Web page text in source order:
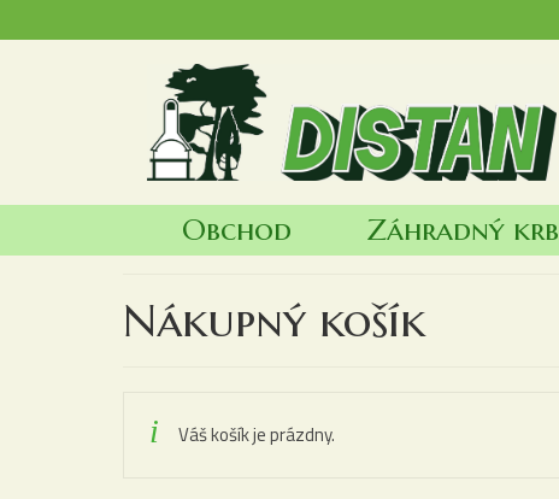
Obchod Záhradný krb
Nákupný košík
Váš košík je prázdny.